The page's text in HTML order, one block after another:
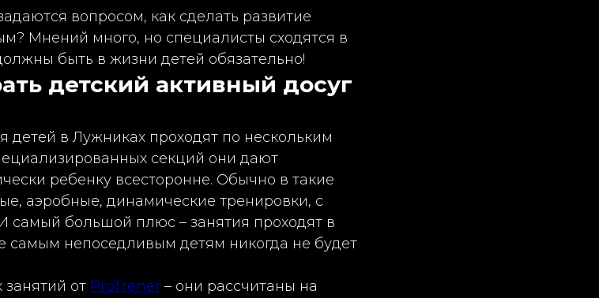
вопросом, как сделать развитие
Мнений много, но специалисты сходятся в
быть в жизни детей обязательно!
детский активный досуг
детей в Лужниках проходят по нескольким
секций они дают
ребенку всесторонне. Обычно в такие
аэробные, динамические тренировки, с
самый большой плюс – занятия проходят в
самым непоседливым детям никогда не будет
занятий от ProTrener – они рассчитаны на